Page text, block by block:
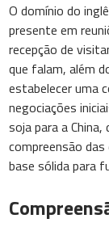
O domínio do
presente em
recepção de
que falam, além
estabelecer uma
negociações
soja para a
compreensão
base sólida para